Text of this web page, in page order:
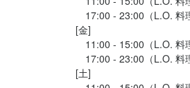
17:00 - 23:00（L.O. 料
[金]
11:00 - 15:00（L.O. 料
17:00 - 23:00（L.O. 料
[土]